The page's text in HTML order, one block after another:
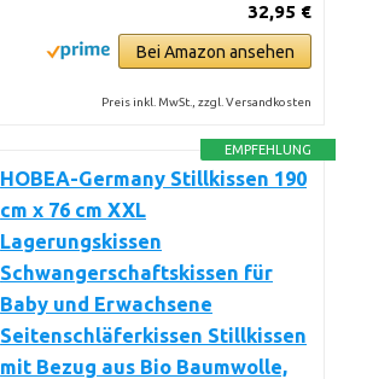
32,95 €
Bei Amazon ansehen
Preis inkl. MwSt., zzgl. Versandkosten
EMPFEHLUNG
HOBEA-Germany Stillkissen 190
cm x 76 cm XXL
Lagerungskissen
Schwangerschaftskissen für
Baby und Erwachsene
Seitenschläferkissen Stillkissen
mit Bezug aus Bio Baumwolle,